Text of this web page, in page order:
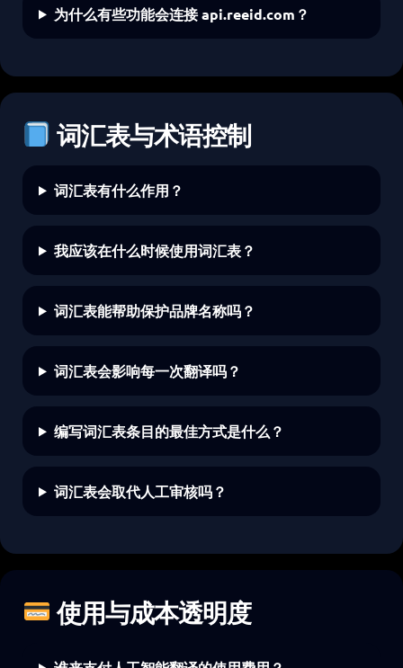
为什么有些功能会连接 api.reeid.com？
词汇表与术语控制
词汇表有什么作用？
我应该在什么时候使用词汇表？
词汇表能帮助保护品牌名称吗？
词汇表会影响每一次翻译吗？
编写词汇表条目的最佳方式是什么？
词汇表会取代人工审核吗？
使用与成本透明度